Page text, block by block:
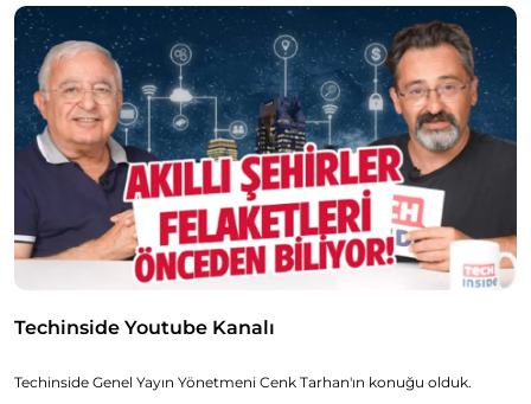
Techinside Youtube Kanalı
Techinside Genel Yayın Yönetmeni Cenk Tarhan'ın konuğu olduk.